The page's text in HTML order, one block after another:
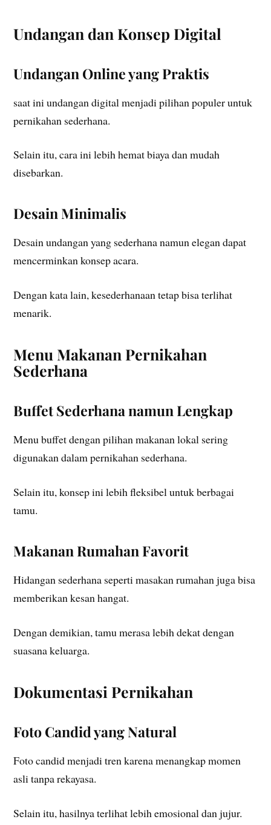
Undangan dan Konsep Digital
Undangan Online yang Praktis
saat ini undangan digital menjadi pilihan populer untuk
pernikahan sederhana.
Selain itu, cara ini lebih hemat biaya dan mudah
disebarkan.
Desain Minimalis
Desain undangan yang sederhana namun elegan dapat
mencerminkan konsep acara.
Dengan kata lain, kesederhanaan tetap bisa terlihat
menarik.
Menu Makanan Pernikahan
Sederhana
Buffet Sederhana namun Lengkap
Menu buffet dengan pilihan makanan lokal sering
digunakan dalam pernikahan sederhana.
Selain itu, konsep ini lebih fleksibel untuk berbagai
tamu.
Makanan Rumahan Favorit
Hidangan sederhana seperti masakan rumahan juga bisa
memberikan kesan hangat.
Dengan demikian, tamu merasa lebih dekat dengan
suasana keluarga.
Dokumentasi Pernikahan
Foto Candid yang Natural
Foto candid menjadi tren karena menangkap momen
asli tanpa rekayasa.
Selain itu, hasilnya terlihat lebih emosional dan jujur.